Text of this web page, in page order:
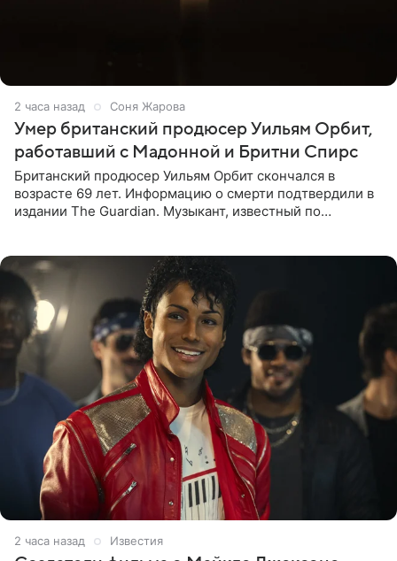
2 часа назад Соня Жарова
Умер британский продюсер Уильям Орбит,
работавший с Мадонной и Бритни Спирс
Британский продюсер Уильям Орбит скончался в
возрасте 69 лет. Информацию о смерти подтвердили в
издании The Guardian. Музыкант, известный по
2 часа назад Известия